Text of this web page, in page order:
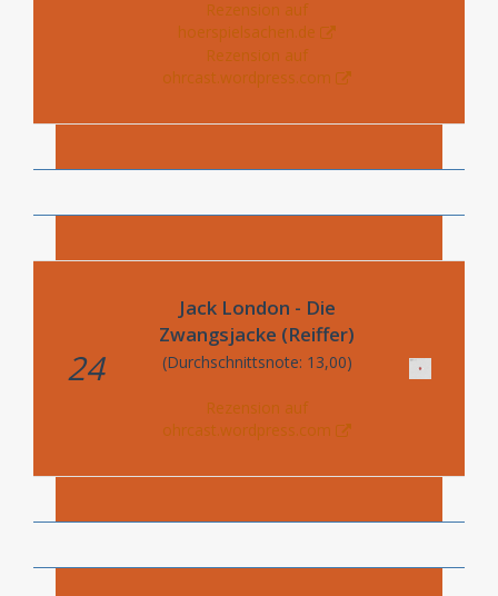
Rezension auf
hoerspielsachen.de
Rezension auf
ohrcast.wordpress.com
24
Jack London - Die
Zwangsjacke (Reiffer)
(Durchschnittsnote: 13,00)
Rezension auf
ohrcast.wordpress.com